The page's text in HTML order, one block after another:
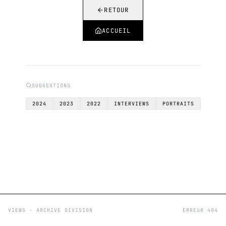
RETOUR
ACCUEIL
SUGGESTIONS
2024 2023 2022 INTERVIEWS PORTRAITS
VIEWS - ARCHIVE DIVISION ERREUR 404